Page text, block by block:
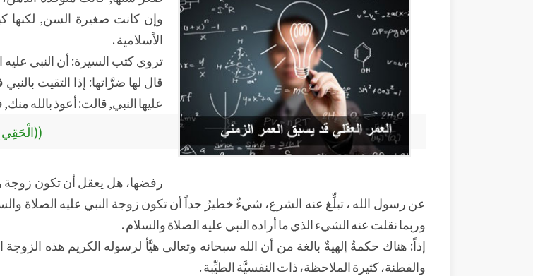
وإن كانت صغيرة السن, لكنها
الاًسلامية .
تروي كتب السيرة: أن النبي عليه
قال لها ضرَّاتها: إذا التقيت
عليها النبي, قالت: أعوذ بالله
رفضها، هل يعقل أن تكون زوجة
عن رسول الله ، تبلِّغ عنه الشرع، شيءٌ خطيرٌ جداً أن تكون زوجة النبي عليه الصلاة
وربما نقلت عنه الشيء الذي ما أراده النبي عليه الصلاة والسلام .
إذاً: هناك حكمةٌ إلهيةٌ بالغة من أن الله سبحانه وتعالى هيَّأ لرسوله الكريم هذه الزوجة
والفطنة، كثيرة الملاحظة، ذات النفسيَّة الطيِّبة .